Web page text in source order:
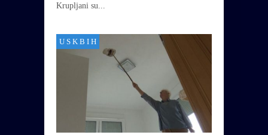
Krupljani su...
U S K B I H